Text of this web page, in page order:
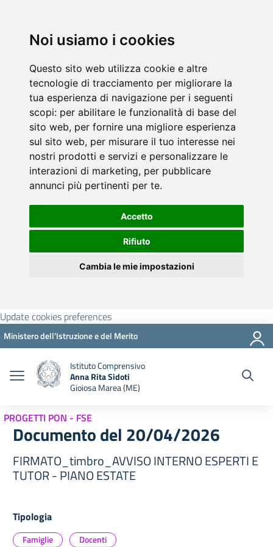
Noi usiamo i cookies
Questo sito web utilizza cookie e altre
tecnologie di tracciamento per migliorare la
tua esperienza di navigazione per i seguenti
scopi: per abilitare le funzionalità di base del
sito web, per fornire una migliore esperienza
sul sito web, per misurare il tuo interesse nei
nostri prodotti e servizi e personalizzare le
interazioni di marketing, per pubblicare
annunci più pertinenti per te.
Accetto
Rifiuto
Cambia le mie impostazioni
Update cookies preferences
Ministero dell'Istruzione e del Merito
Istituto Comprensivo
Anna Rita Sidoti
Gioiosa Marea (ME)
PROGETTI PON - FSE
Documento del 20/04/2026
FIRMATO_timbro_AVVISO INTERNO ESPERTI E
TUTOR - PIANO ESTATE
Tipologia
Famiglie Docenti